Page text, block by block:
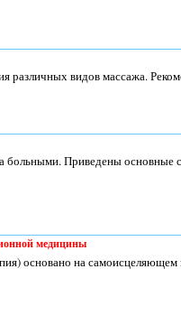
различных видов массажа.
больными. Приведены
медицины
основано на